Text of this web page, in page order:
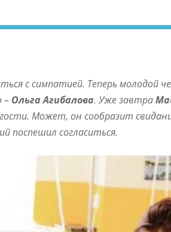
с симпатией. Теперь молодой
– Ольга Агибалова. Уже завтра
Может, он сообразит
поспешил согласиться.